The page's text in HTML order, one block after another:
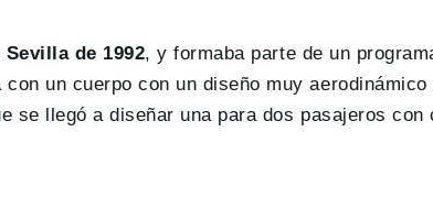
de 1992, y formaba parte de un
un cuerpo con un diseño muy aerodinámico
se llegó a diseñar una para dos pasajeros con